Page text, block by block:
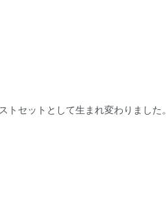
セットとして生まれ変わりました。